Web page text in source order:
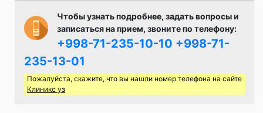
Чтобы узнать подробнее, задать вопросы и
записаться на прием, звоните по телефону:
+998-71-235-10-10 +998-71-
235-13-01
Пожалуйста, скажите, что вы нашли номер телефона на сайте
Клиникс уз